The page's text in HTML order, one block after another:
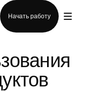
Начать работу